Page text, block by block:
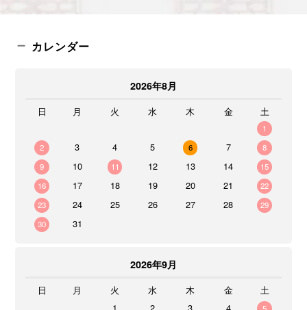
カレンダー
2026年8月
日 月 火 水 木 金 土
1
2
3 4 5 6 7
8
9
10 11 12 13 14
15
16
17 18 19 20 21
22
23
24 25 26 27 28
29
30
31
2026年9月
日 月 火 水 木 金
土